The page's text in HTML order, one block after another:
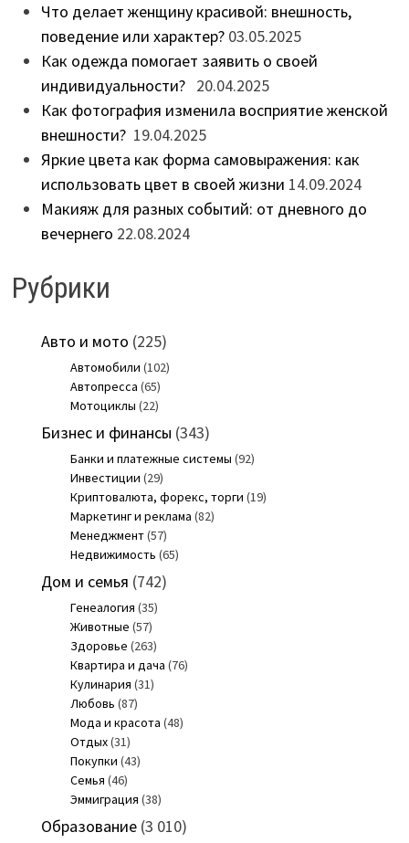
Что делает женщину красивой: внешность,
поведение или характер? 03.05.2025
Как одежда помогает заявить о своей
индивидуальности? 20.04.2025
Как фотография изменила восприятие женской
внешности? 19.04.2025
Яркие цвета как форма самовыражения: как
использовать цвет в своей жизни 14.09.2024
Макияж для разных событий: от дневного до
вечернего 22.08.2024
Рубрики
Авто и мото (225)
Автомобили (102)
Автопресса (65)
Мотоциклы (22)
Бизнес и финансы (343)
Банки и платежные системы (92)
Инвестиции (29)
Криптовалюта, форекс, торги (19)
Маркетинг и реклама (82)
Менеджмент(57)
Недвижимость (65)
Дом и семья (742)
Генеалогия (35)
Животные (57)
Здоровье (263)
Квартира и дача (76)
Кулинария (31)
Любовь (87)
Мода и красота (48)
Отдых(31)
Покупки (43)
Семья (46)
Эммиграция (38)
Образование(3 010)